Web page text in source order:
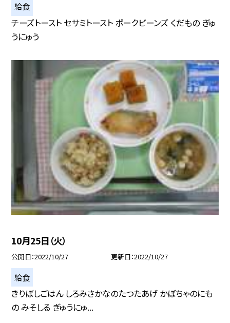
給食
チーズトースト セサミトースト ポークビーンズ くだもの ぎゅ
うにゅう
10月25日（火）
公開日 2022/10/27 更新日 2022/10/27
給食
きりぼしごはん しろみさかなのたつたあげ かぼちゃのにも
の みそしる ぎゅうにゅ...